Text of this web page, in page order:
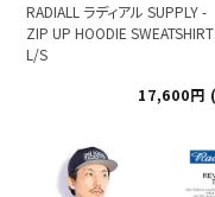
RADIALL ラディアル SUPPLY -
ZIP UP HOODIE SWEATSHIRT
L/S
17,600